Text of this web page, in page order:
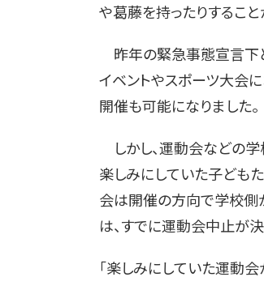
や葛藤を持ったりすること
昨年の緊急事態宣言下
イベントやスポーツ大会
開催も可能になりました。
しかし、運動会などの学
楽しみにしていた子ども
会は開催の方向で学校側
は、すでに運動会中止が決
「楽しみにしていた運動会